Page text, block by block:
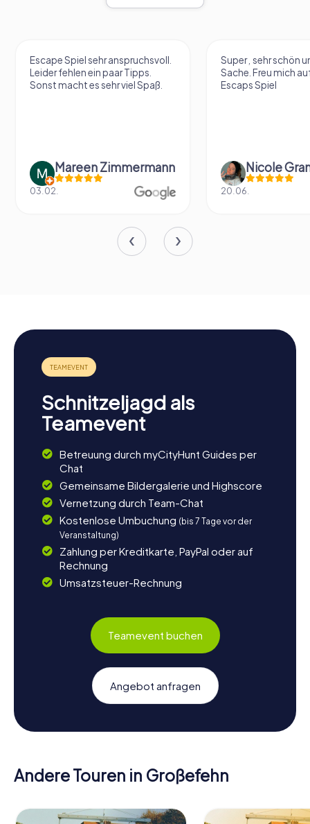
Escape Spiel sehr anspruchsvoll.
Leider fehlen ein paar Tipps.
Sonst macht es sehr viel Spaß.
Mareen Zimmermann
03.02.
Super , sehr schön
Sache. Freu mich
Escaps Spiel
Nicole
20.06.
Schnitzeljagd als
Teamevent
Betreuung durch myCityHunt Guides per
Chat
Gemeinsame Bildergalerie und Highscore
Vernetzung durch Team-Chat
Kostenlose Umbuchung (bis 7 Tage vor der
Veranstaltung)
Zahlung per Kreditkarte, PayPal oder auf
Rechnung
Umsatzsteuer-Rechnung
Teamevent buchen
Angebot anfragen
Andere Touren in Großefehn